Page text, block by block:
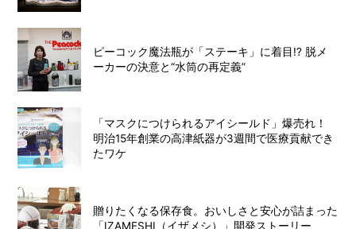
ピーコック魔法瓶が「ステーキ」に着目!? 脱メ
ーカーの決意と“水筒の再定義”
「マスクにつけられるアイシールド」爆売れ！
明治15年創業の高津紙器が3週間で医療貢献でき
たワケ
贈りたくなる保存食。おいしさと安心が詰まった
「IZAMESHI（イザメシ）」開発ストーリー